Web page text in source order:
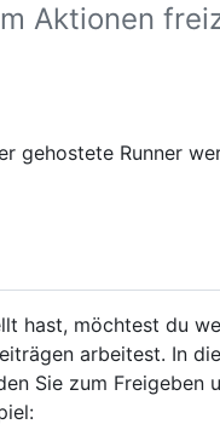
Aktionen
gehostete Runner
hast, möchtest du
arbeitest. In
Sie zum Freigeben